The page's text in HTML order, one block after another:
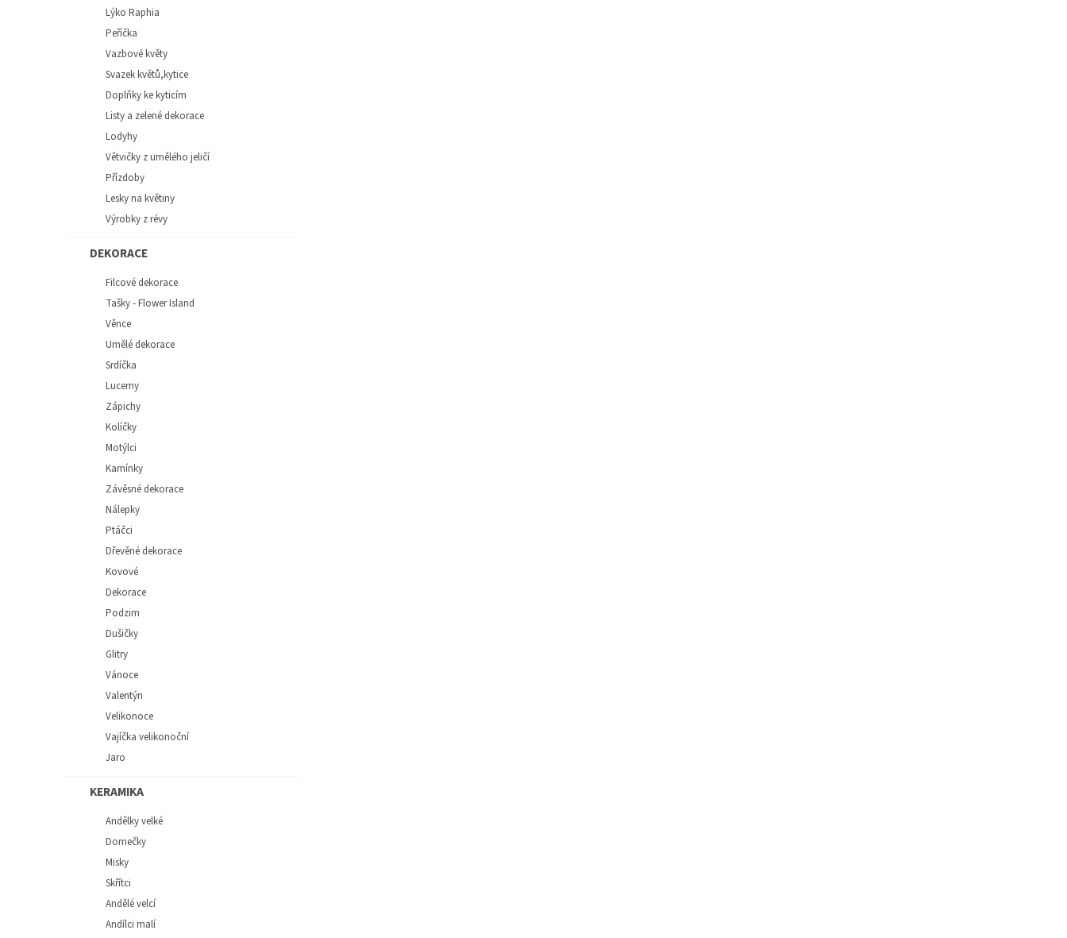
Lýko Raphia
Peříčka
Vazbové květy
Svazek květů,kytice
Doplňky ke kyticím
Listy a zelené dekorace
Lodyhy
Větvičky z umělého jeličí
Přízdoby
Lesky na květiny
Výrobky z révy
DEKORACE
Filcové dekorace
Tašky - Flower Island
Věnce
Umělé dekorace
Srdíčka
Lucerny
Zápichy
Kolíčky
Motýlci
Kamínky
Závěsné dekorace
Nálepky
Ptáčci
Dřevěné dekorace
Kovové
Dekorace
Podzim
Dušičky
Glitry
Vánoce
Valentýn
Velikonoce
Vajíčka velikonoční
Jaro
KERAMIKA
Andělky velké
Domečky
Misky
Skřítci
Andělé velcí
Andílci malí